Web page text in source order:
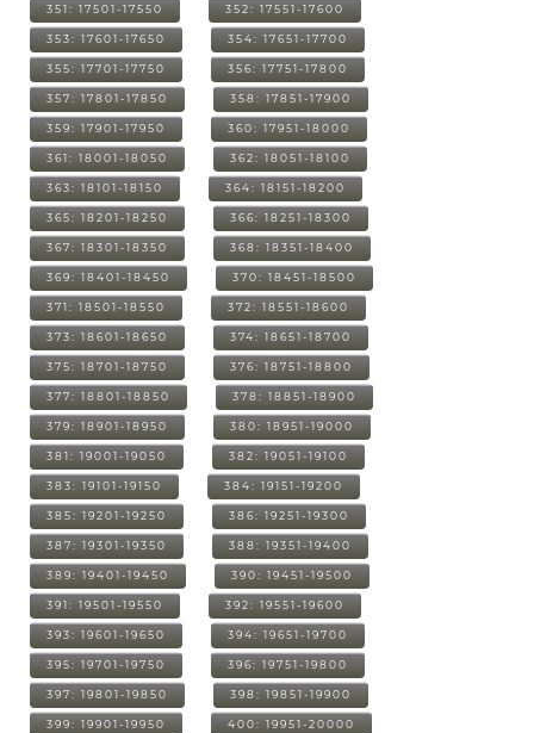
351: 17501-17550 352: 17551-17600
353: 17601-17650 354: 17651-17700
355: 17701-17750 356: 17751-17800
357: 17801-17850 358: 17851-17900
359: 17901-17950 360: 17951-18000
361: 18001-18050 362: 18051-18100
363: 18101-18150 364: 18151-18200
365: 18201-18250 366: 18251-18300
367: 18301-18350 368: 18351-18400
369: 18401-18450 370: 18451-18500
371: 18501-18550 372: 18551-18600
373: 18601-18650 374: 18651-18700
375: 18701-18750 376: 18751-18800
377: 18801-18850 378: 18851-18900
379: 18901-18950 380: 18951-19000
381: 19001-19050 382: 19051-19100
383: 19101-19150 384: 19151-19200
385: 19201-19250 386: 19251-19300
387: 19301-19350 388: 19351-19400
389: 19401-19450 390: 19451-19500
391: 19501-19550 392: 19551-19600
393: 19601-19650 394: 19651-19700
395: 19701-19750 396: 19751-19800
397: 19801-19850 398: 19851-19900
399: 19901-19950 400: 19951-20000